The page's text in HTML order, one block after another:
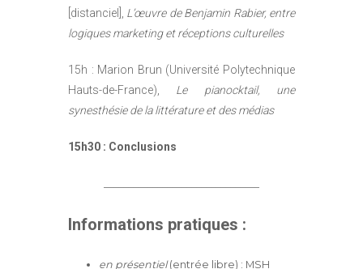
[distanciel], L’œuvre de Benjamin Rabier, entre
logiques marketing et réceptions culturelles
15h : Marion Brun (Université Polytechnique
Hauts-de-France), Le pianocktail, une
synesthésie de la littérature et des médias
15h30 : Conclusions
Informations pratiques :
en présentiel(entrée libre) : MSH